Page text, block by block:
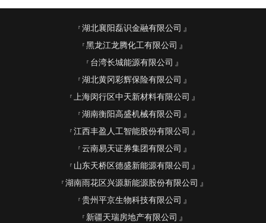
湖北襄阳磊识金融有限公司
黑龙江龙腾化工有限公司
台湾长城能源有限公司
湖北黄冈彩辉保险有限公司
上海闵行区中天新材料有限公司
湖南衡阳高盛机械有限公司
江西丰盈人工智能股份有限公司
云南易天证券集团有限公司
山东天桥区德盛新能源有限公司
湖南雨花区兴源新能源股份有限公司
贵州平京生物科技有限公司
新疆天瑞房地产有限公司